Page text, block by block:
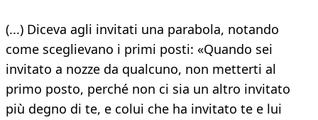
(...) Diceva agli invitati una parabola, notando
come sceglievano i primi posti: «Quando sei
invitato a nozze da qualcuno, non metterti al
primo posto, perché non ci sia un altro invitato
più degno di te, e colui che ha invitato te e lui